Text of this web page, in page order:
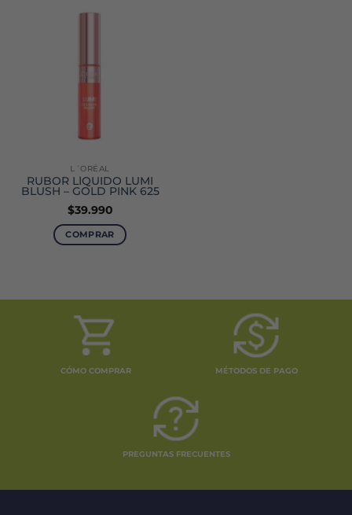
L´ORÉAL
RUBOR LÍQUIDO LUMI
BLUSH – GOLD PINK 625
$39.990
COMPRAR
CÓMO COMPRAR MÉTODOS DE PAGO
PREGUNTAS FRECUENTES